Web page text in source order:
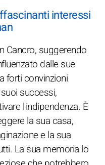
interessi
Cancro, suggerendo
dalle sue
forti convinzioni
successi,
l'indipendenza. È
la sua casa,
e la sua
La sua memoria lo